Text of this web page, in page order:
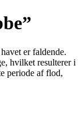
er faldende.
hvilket resulterer i
periode af flod,